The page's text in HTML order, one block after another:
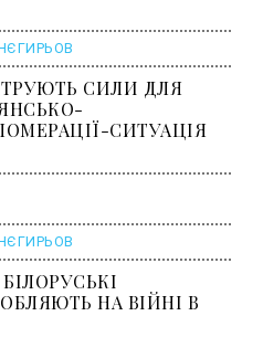
СИЛИ ДЛЯ
СИТУАЦІЯ
НА ВІЙНІ В